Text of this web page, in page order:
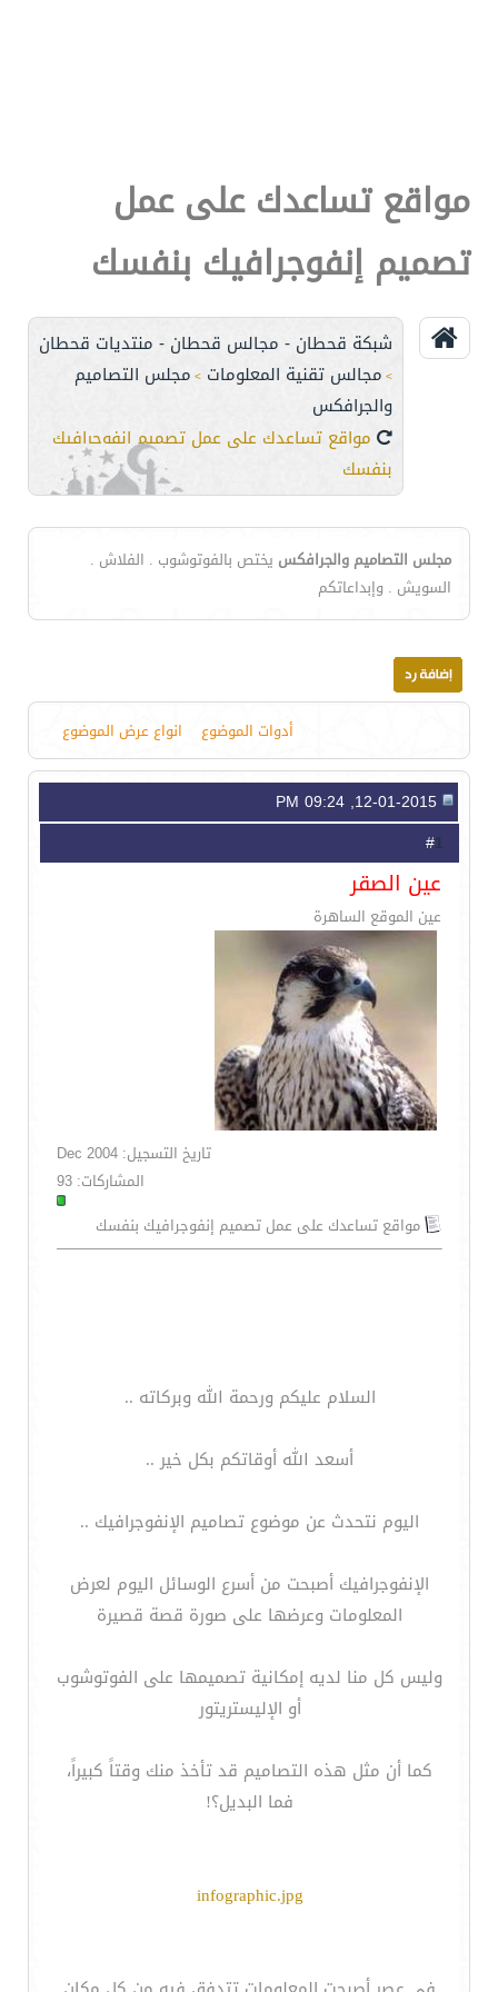
مواقع تساعدك على عمل
تصميم إنفوجرافيك بنفسك
شبكة قحطان - مجالس قحطان - منتديات قحطان
> مجالس تقنية المعلومات > مجلس التصاميم
والجرافكس
مواقع تساعدك على عمل تصميم إنفوجرافيك
بنفسك
مجلس التصاميم والجرافكس يختص بالفوتوشوب . الفلاش .
السويش . وإبداعاتكم
أدوات الموضوع انواع عرض الموضوع
1
عين الصقر
عين الموقع الساهرة
تاريخ التسجيل: Dec 2004
المشاركات: 93
مواقع تساعدك على عمل تصميم إنفوجرافيك بنفسك
السلام عليكم ورحمة الله وبركاته ..
أسعد الله أوقاتكم بكل خير ..
اليوم نتحدث عن موضوع تصاميم الإنفوجرافيك ..
الإنفوجرافيك أصبحت من أسرع الوسائل اليوم لعرض
المعلومات وعرضها على صورة قصة قصيرة
وليس كل منا لديه إمكانية تصميمها على الفوتوشوب
أو الإليستريتور
كما أن مثل هذه التصاميم قد تأخذ منك وقتاً كبيراً،
فما البديل؟!
infographic.jpg